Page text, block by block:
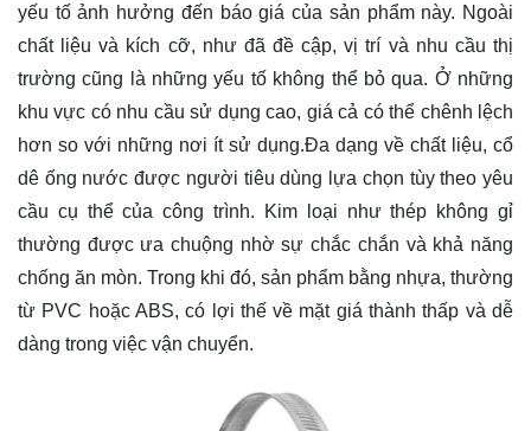
yếu tố ảnh hưởng đến báo giá của sản phẩm này. Ngoài
chất liệu và kích cỡ, như đã đề cập, vị trí và nhu cầu thị
trường cũng là những yếu tố không thể bỏ qua. Ở những
khu vực có nhu cầu sử dụng cao, giá cả có thể chênh lệch
hơn so với những nơi ít sử dụng.Đa dạng về chất liệu, cổ
dê ống nước được người tiêu dùng lựa chọn tùy theo yêu
cầu cụ thể của công trình. Kim loại như thép không gỉ
thường được ưa chuộng nhờ sự chắc chắn và khả năng
chống ăn mòn. Trong khi đó, sản phẩm bằng nhựa, thường
từ PVC hoặc ABS, có lợi thế về mặt giá thành thấp và dễ
dàng trong việc vận chuyển.